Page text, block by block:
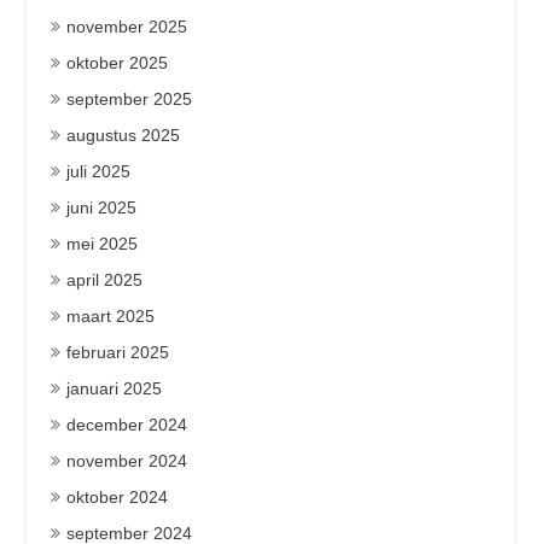
november 2025
oktober 2025
september 2025
augustus 2025
juli 2025
juni 2025
mei 2025
april 2025
maart 2025
februari 2025
januari 2025
december 2024
november 2024
oktober 2024
september 2024